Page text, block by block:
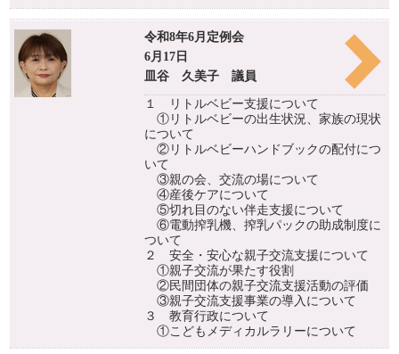
令和8年6月定例会
6月17日
皿谷 久美子 議員
１ リトルベビー支援について
①リトルベビーの出生状況、家族の現状
について
②リトルベビーハンドブックの配付につ
いて
③親の会、交流の場について
④産後ケアについて
⑤切れ目のない伴走支援について
⑥電動搾乳機、搾乳パックの助成制度に
ついて
２ 安全・安心な親子交流支援について
①親子交流が果たす役割
②民間団体の親子交流支援活動の評価
③親子交流支援事業の導入について
３ 教育行政について
①こどもメディカルラリーについて